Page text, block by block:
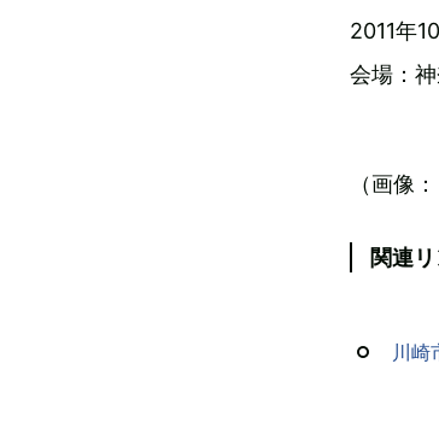
2011年
会場：
（画像
関連
川崎